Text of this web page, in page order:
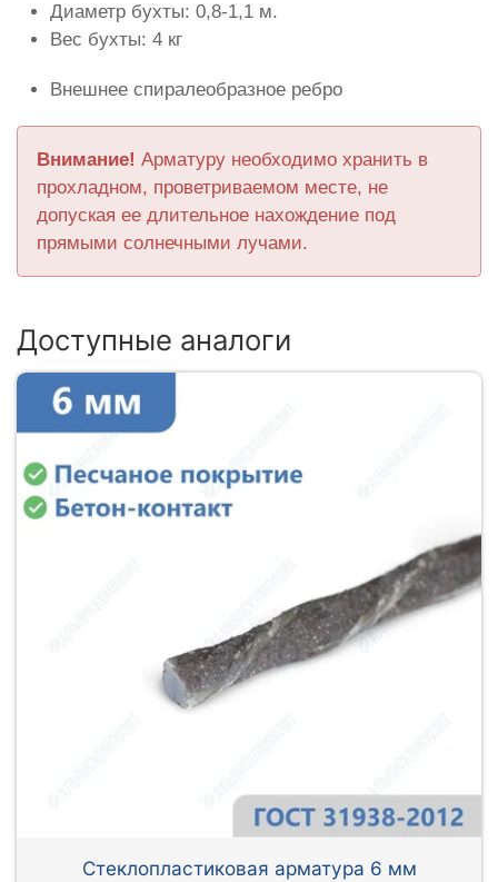
Диаметр бухты: 0,8-1,1 м.
Вес бухты: 4 кг
Внешнее спиралеобразное ребро
Внимание! Арматуру необходимо хранить в
прохладном, проветриваемом месте, не
допуская ее длительное нахождение под
прямыми солнечными лучами.
Доступные аналоги
Стеклопластиковая арматура 6 мм